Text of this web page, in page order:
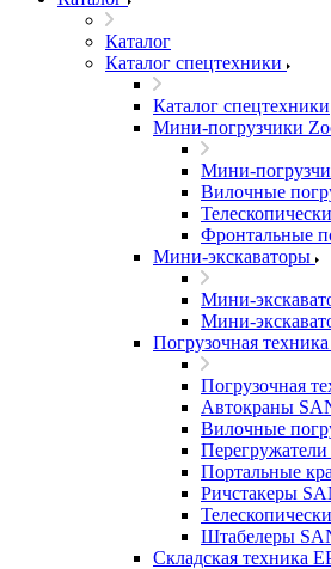
Каталог
Каталог спецтехники
Каталог спецтехники
Мини-погрузчики
Мини-
Вилочные
Фронтальные
Мини-экскаваторы
Мини-
Мини-
Погрузочная
Погрузочная
Автокраны
Вилочные
Портальные
Ричстакеры
Штабелеры
Складская техника